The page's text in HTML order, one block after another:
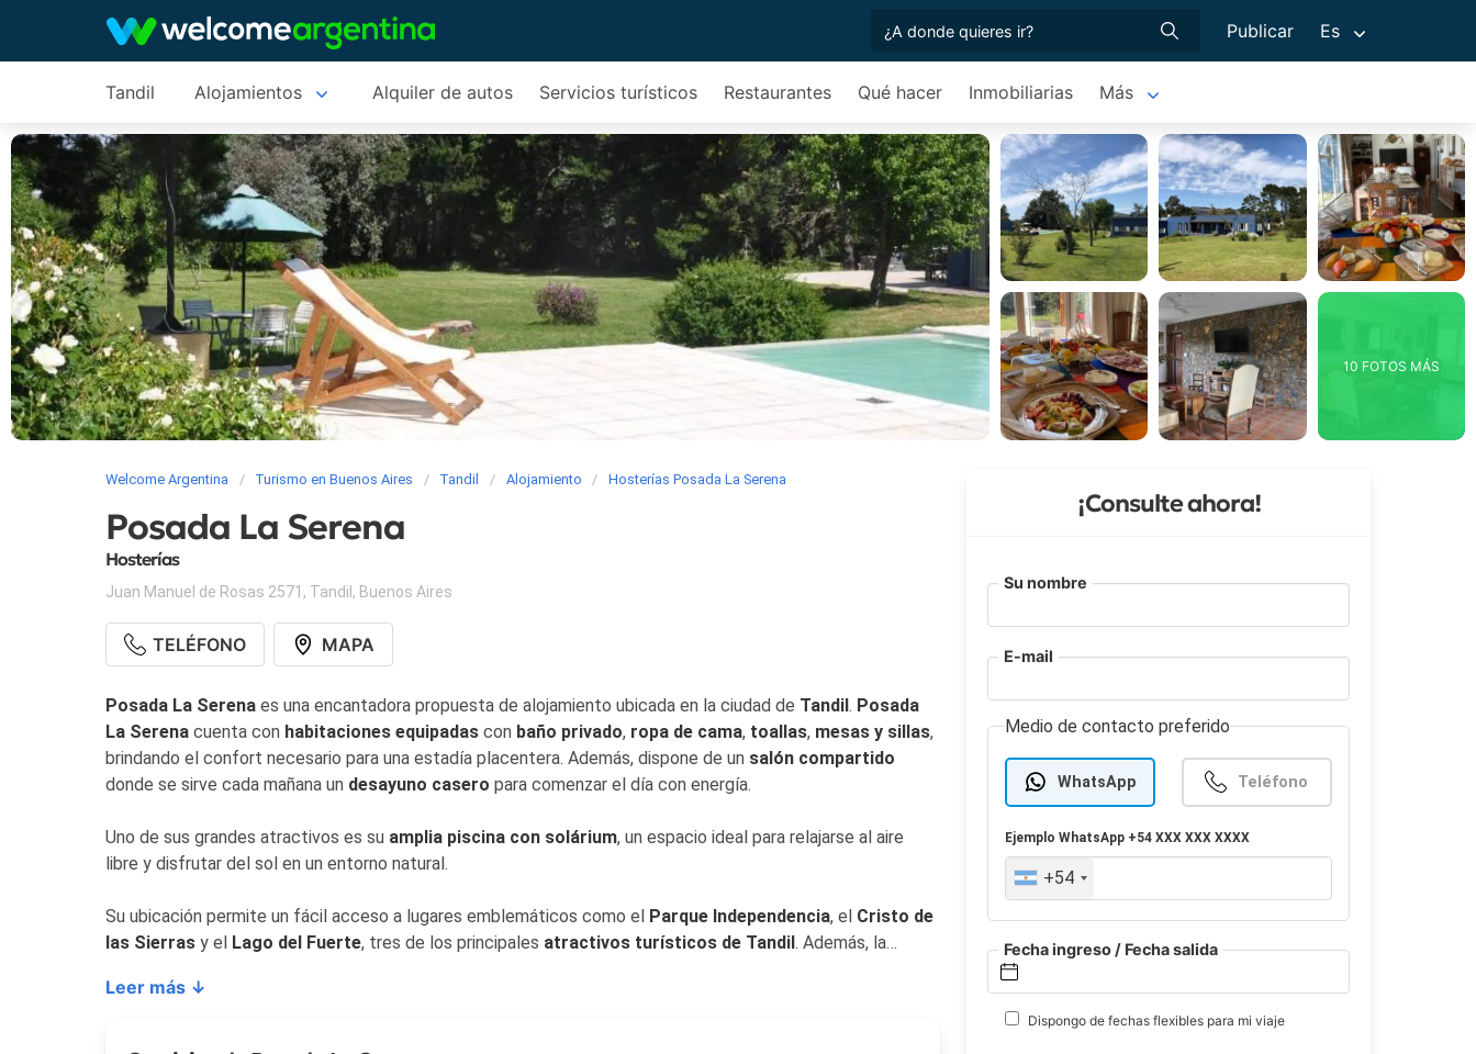
Publicar Es
Tandil Alojamientos Alquiler de autos Servicios turísticos Restaurantes Qué hacer Inmobiliarias Más
10 FOTOS MÁS
Welcome Argentina Turismo en Buenos Aires Tandil Alojamiento Hosterías Posada La Serena
Posada La Serena
Hosterías
Juan Manuel de Rosas 2571 , Tandil , Buenos Aires
TELÉFONO MAPA
Posada La Serena es una encantadora propuesta de alojamiento ubicada en la ciudad de Tandil . Posada
La Serena cuenta con habitaciones equipadas con baño privado, ropa de cama, toallas, mesas y sillas,
brindando el confort necesario para una estadía placentera. Además, dispone de un salón compartido
donde se sirve cada mañana un desayuno casero para comenzar el día con energía.
Uno de sus grandes atractivos es su amplia piscina con solárium, un espacio ideal para relajarse al aire
libre y disfrutar del sol en un entorno natural.
Su ubicación permite un fácil acceso a lugares emblemáticos como el Parque Independencia, el Cristo de
las Sierras y el Lago del Fuerte, tres de los principales atractivos turísticos de Tandil . Además, la
bicicleta.
En resumen, Posada La Serena
es una opción recomendable para quienes desean disfrutar de una estadía
Leer más ↓
¡Consulte ahora!
Su nombre
E-mail
Medio de contacto preferido
WhatsApp Teléfono
EjemploWhatsApp +54 XXX XXX XXXX
+54
Fecha ingreso / Fecha salida
Dispongo de fechas flexibles para mi viaje